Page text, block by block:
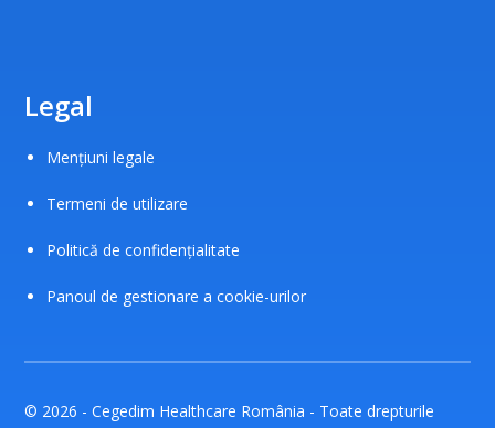
Legal
Mențiuni legale
Termeni de utilizare
Politică de confidențialitate
Panoul de gestionare a cookie-urilor
© 2026 - Cegedim Healthcare România - Toate drepturile